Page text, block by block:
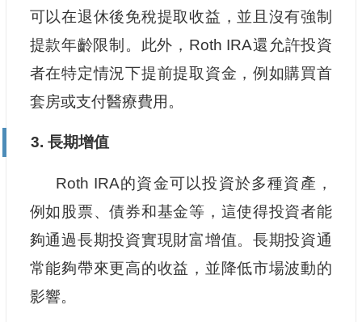
可以在退休後免稅提取收益，並且沒有強制
提款年齡限制。此外，Roth IRA還允許投資
者在特定情況下提前提取資金，例如購買首
套房或支付醫療費用。
3. 長期增值
Roth IRA的資金可以投資於多種資產，
例如股票、債券和基金等，這使得投資者能
夠通過長期投資實現財富增值。長期投資通
常能夠帶來更高的收益，並降低市場波動的
影響。